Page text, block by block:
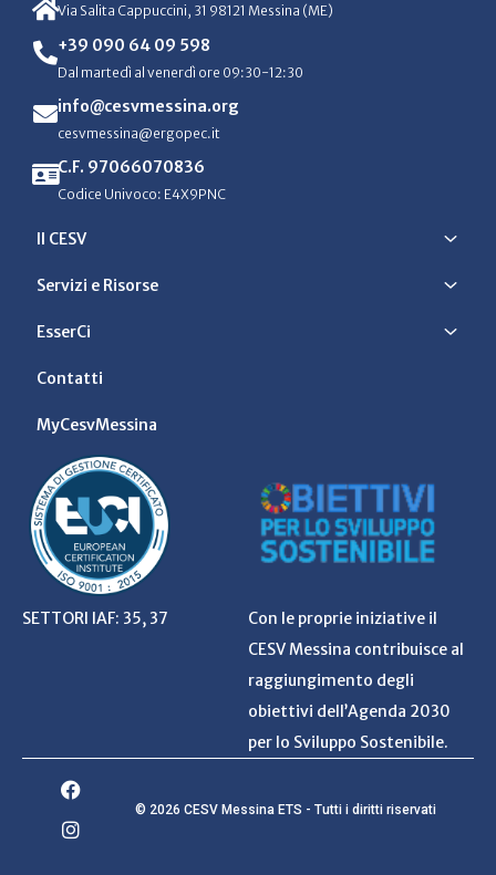
Via Salita Cappuccini, 31 98121 Messina (ME)
+39 090 64 09 598
Dal martedì al venerdì ore 09:30-12:30
info@cesvmessina.org
cesvmessina@ergopec.it
C.F. 97066070836
Codice Univoco: E4X9PNC
Il CESV
Servizi e Risorse
EsserCi
Contatti
MyCesvMessina
SETTORI IAF: 35, 37
Con le proprie iniziative il
CESV Messina contribuisce al
raggiungimento degli
obiettivi dell’Agenda 2030
per lo Sviluppo Sostenibile.
© 2026 CESV Messina ETS - Tutti i diritti riservati